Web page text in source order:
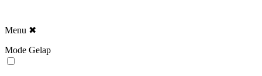
Menu ✖
Mode Gelap